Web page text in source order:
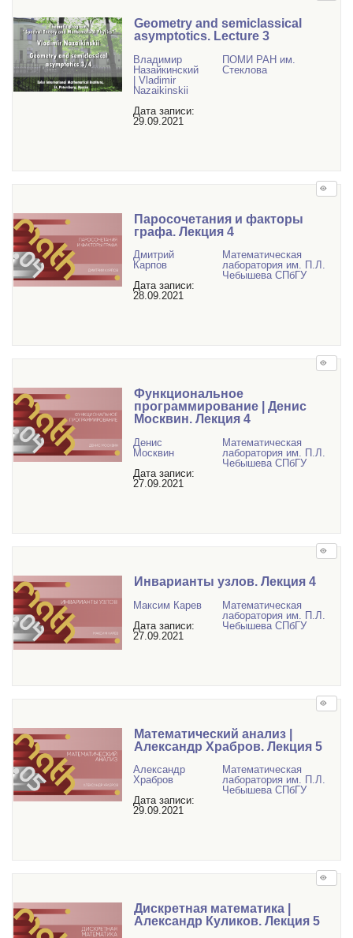
Geometry and semiclassical
asymptotics. Lecture 3
Владимир
Назайкинский
| Vladimir
Nazaikinskii
Дата записи:
29.09.2021
ПОМИ РАН им.
Стеклова
Паросочетания и факторы
графа. Лекция 4
Дмитрий
Карпов
Дата записи:
28.09.2021
Математичеcкая
лаборатория им. П.Л.
Чебышева СПбГУ
Функциональное
программирование | Денис
Москвин. Лекция 4
Денис
Москвин
Дата записи:
27.09.2021
Математичеcкая
лаборатория им. П.Л.
Чебышева СПбГУ
Инварианты узлов. Лекция 4
Максим Карев
Дата записи:
27.09.2021
Математичеcкая
лаборатория им. П.Л.
Чебышева СПбГУ
Математический анализ |
Александр Храбров. Лекция 5
Александр
Храбров
Дата записи:
29.09.2021
Математичеcкая
лаборатория им. П.Л.
Чебышева СПбГУ
Дискретная математика |
Александр Куликов. Лекция 5